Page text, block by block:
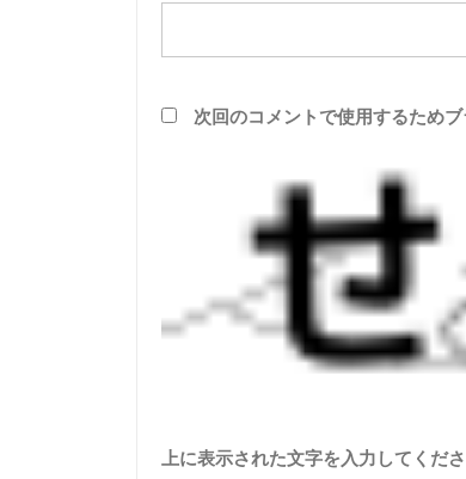
次回のコメントで使用するため
上に表示された文字を入力してくださ